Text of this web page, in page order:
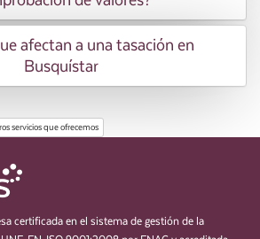
afectan a una tasación en
Busquístar
servicios que ofrecemos
certificada en el sistema de gestión de la